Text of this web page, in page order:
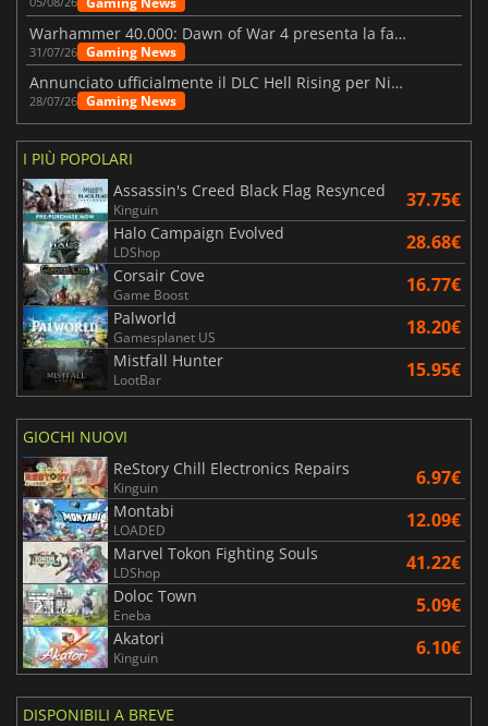
Warhammer 40.000: Dawn of War 4 presenta la fazione dei Necron
31/07/26 Gaming News
Annunciato ufficialmente il DLC Hell Rising per Nioh 3
28/07/26 Gaming News
I PIÙ POPOLARI
Assassin's Creed Black Flag Resynced
Kinguin 37.75€
Halo Campaign Evolved
LDShop 28.68€
Corsair Cove
Game Boost 16.77€
Palworld
Gamesplanet US 18.20€
Mistfall Hunter
LootBar 15.95€
GIOCHI NUOVI
ReStory Chill Electronics Repairs
Kinguin 6.97€
Montabi
LOADED 12.09€
Marvel Tokon Fighting Souls
LDShop 41.22€
Doloc Town
Eneba 5.09€
Akatori
Kinguin 6.10€
DISPONIBILI A BREVE